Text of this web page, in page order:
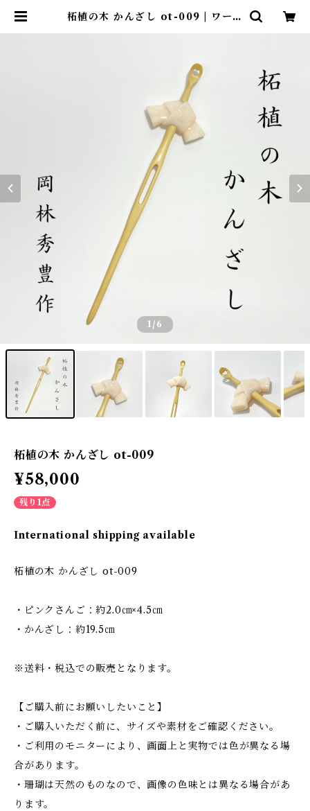
柘植の木 かんざし ot-009 | ワール
1 /6
柘植の木 かんざし ot-009
¥58,000
残り1点
International shipping available
柘植の木 かんざし ot-009
・ピンクさんご：約2.0㎝×4.5㎝
・かんざし：約19.5㎝
※送料・税込での販売となります。
【ご購入前にお願いしたいこと】
・ご購入いただく前に、サイズや素材をご確認ください。
・ご利用のモニターにより、画面上と実物では色が異なる場
合があります。
・珊瑚は天然のものなので、画像の色味とは異なる場合があ
ります。